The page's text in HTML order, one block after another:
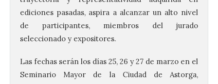
ediciones pasadas, aspira a alcanzar un alto nivel
de participantes, miembros del jurado
seleccionado y expositores.
Las fechas serán los días 25, 26 y 27 de marzo en el
Seminario Mayor de la Ciudad de Astorga,